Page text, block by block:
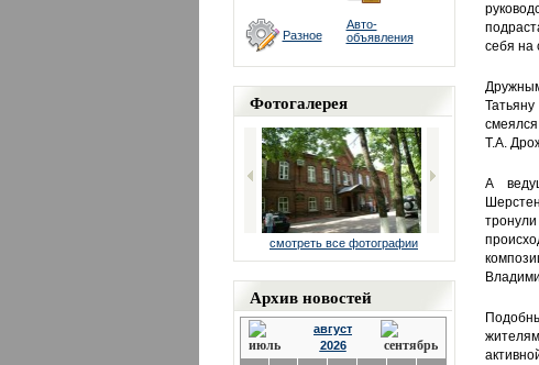
Разное
Авто-
объявления
Фотогалерея
смотреть все фотографии
Архив новостей
август
2026
себя на
Т.А.
А